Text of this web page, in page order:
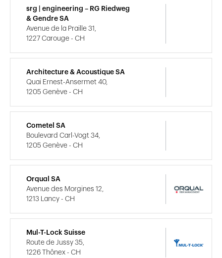
srg | engineering – RG Riedweg
& Gendre SA
Avenue de la Praille 31,
1227 Carouge - CH
Architecture & Acoustique SA
Quai Ernest-Ansermet 40,
1205 Genève - CH
Cometel SA
Boulevard Carl-Vogt 34,
1205 Genève - CH
Orqual SA
Avenue des Morgines 12,
1213 Lancy - CH
Mul-T-Lock Suisse
Route de Jussy 35,
1226 Thônex - CH